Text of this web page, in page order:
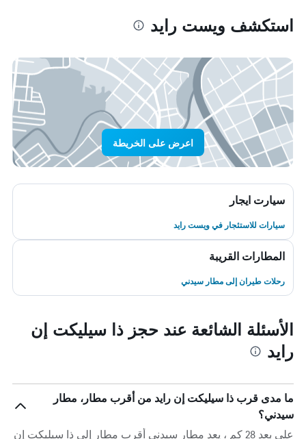
استكشف ويست رايد
اعرض على الخريطة
سيارت ايجار
سيارات للاستئجار في ويست رايد
المطارات القريبة
رحلات طيران إلى مطار سيدني
الأسئلة الشائعة عند حجز ذا سيليكت إن
رايد
ما مدى قرب ذا سيليكت إن رايد من أقرب مطار، مطار
سيدني؟
على بعد 28 كم ، يعد مطار سيدني أقرب مطار إلى ذا سيليكت إن